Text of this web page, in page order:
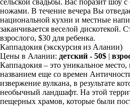
сельской свадьбы. Вас поразит шоу
ножами. В течение вечера Вы
национальной кухни и местные
заканчивается веселой дискотекой.
взрослого, $30 для ребенка.
Каппадокия (экскурсия из Алании)
Цены в Алании: детский - 50$ |
Каппадокия – это уникальное место,
названием еще со времен
извержение вулкана, в результате
необычный ландшафт. На этой
пещерных храмов, которые были